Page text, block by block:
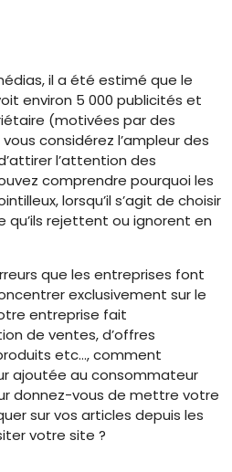
il a été estimé que le
environ 5 000 publicités et
(motivées par des
considérez l’ampleur des
l’attention des
comprendre pourquoi les
lorsqu’il s’agit de choisir
qu’ils rejettent ou ignorent en
que les entreprises font
exclusivement sur le
entreprise fait
de ventes, d’offres
etc…, comment
ajoutée au consommateur
donnez-vous de mettre votre
sur vos articles depuis les
votre site ?